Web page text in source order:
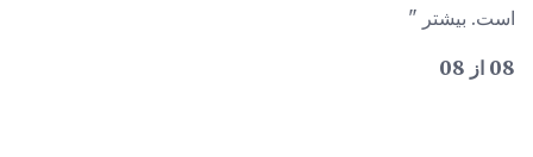
است. بیشتر "
08 از 08